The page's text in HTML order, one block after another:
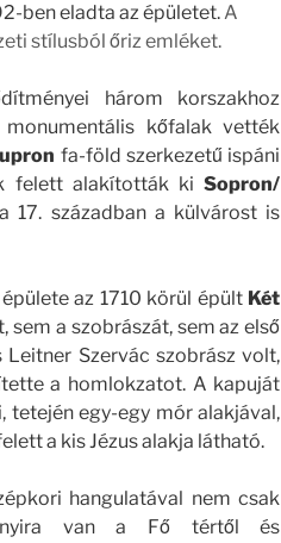
ben eladta az épületet.A
stílusból őriz emléket.
három korszakhoz
monumentális kőfalak vették
fa-föld szerkezetű ispáni
felett alakították kiSopron/
17. században a külvárost is
az 1710 körül épült Két
sem a szobrászát, sem az első
Szervác szobrász volt,
a homlokzatot. A kapuját
tetején egy-egy mór alakjával,
a kis Jézus alakja látható.
hangulatával nem csak
van a Fő tértől és